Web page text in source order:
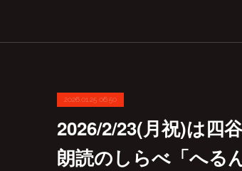
2026.01.25 06:50
2026/2/23(月祝)は四
朗読のしらべ「へる